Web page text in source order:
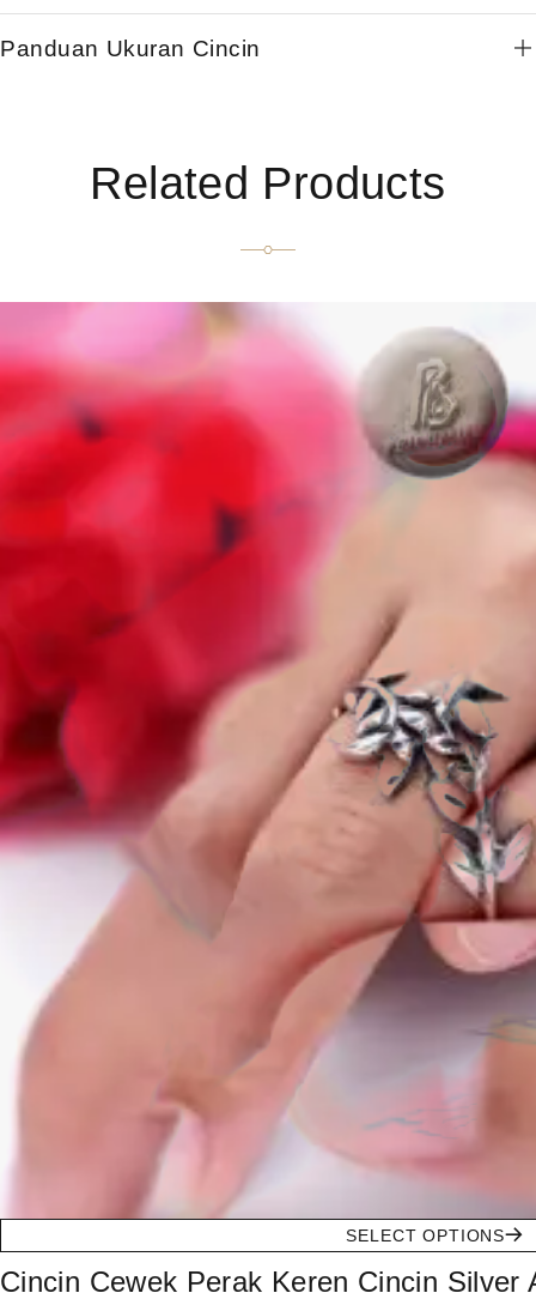
Panduan Ukuran Cincin
Related Products
SELECT OPTIONS
Cincin Cewek Perak Keren Cincin Silver